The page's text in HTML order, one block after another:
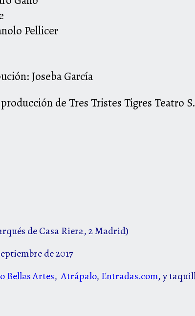
Pellicer
Joseba García
de Tres Tristes Tigres Teatro
de Casa Riera, 2 Madrid)
de 2017
Bellas Artes,Atrápalo, Entradas.com, y